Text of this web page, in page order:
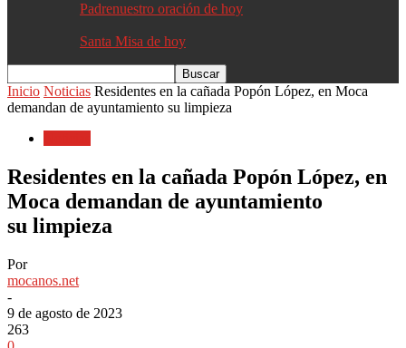
Padrenuestro oración de hoy
Santa Misa de hoy
Inicio Noticias Residentes en la cañada Popón López, en Moca
demandan de ayuntamiento su limpieza
Residentes en la cañada Popón López, en
Moca demandan de ayuntamiento
su limpieza
Por
mocanos.net
-
9 de agosto de 2023
263